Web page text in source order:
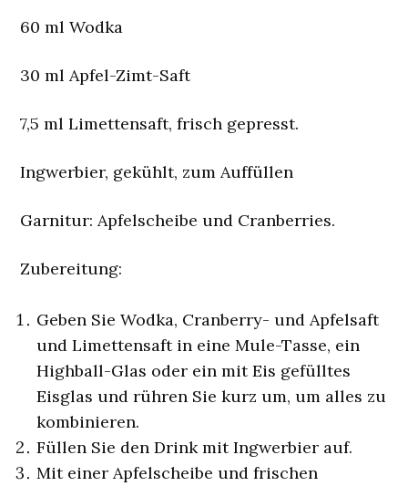
60 ml Wodka
30 ml Apfel-Zimt-Saft
7,5 ml Limettensaft, frisch gepresst.
Ingwerbier, gekühlt, zum Auffüllen
Garnitur: Apfelscheibe und Cranberries.
Zubereitung:
Geben Sie Wodka, Cranberry- und Apfelsaft
und Limettensaft in eine Mule-Tasse, ein
Highball-Glas oder ein mit Eis gefülltes
Eisglas und rühren Sie kurz um, um alles zu
kombinieren.
Füllen Sie den Drink mit Ingwerbier auf.
Mit einer Apfelscheibe und frischen